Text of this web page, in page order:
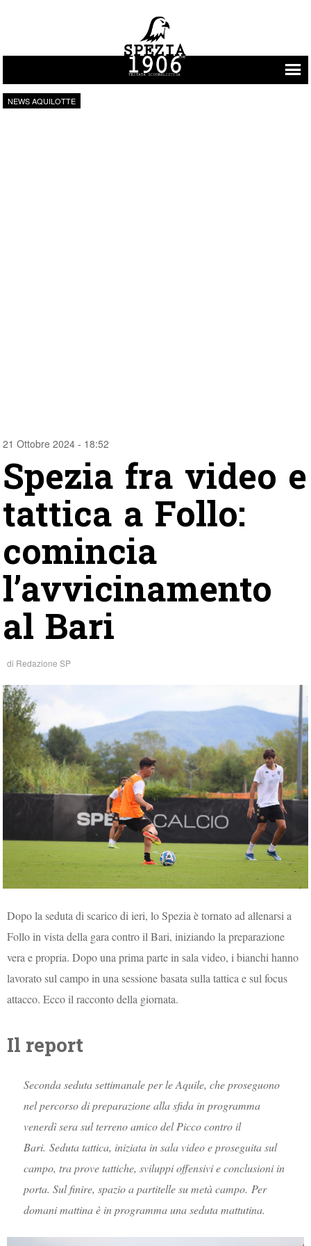
Vai al contenuto
NEWS AQUILOTTE
21 Ottobre 2024 - 18:52
Spezia fra video e
tattica a Follo:
comincia
l’avvicinamento
al Bari
di Redazione SP
Dopo la seduta di scarico di ieri, lo Spezia è tornato ad allenarsi a
Follo in vista della gara contro il Bari, iniziando la preparazione
vera e propria. Dopo una prima parte in sala video, i bianchi hanno
lavorato sul campo in una sessione basata sulla tattica e sul focus
attacco. Ecco il racconto della giornata.
Il report
Seconda seduta settimanale per le Aquile, che proseguono
nel percorso di preparazione alla sfida in programma
venerdì sera sul terreno amico del Picco contro il
Bari. Seduta tattica, iniziata in sala video e proseguita sul
campo, tra prove tattiche, sviluppi offensivi e conclusioni in
porta. Sul finire, spazio a partitelle su metà campo. Per
domani mattina è in programma una seduta mattutina.